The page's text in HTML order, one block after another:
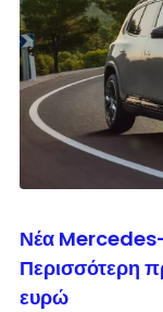
Νέα
Περισσότερη
ευρώ